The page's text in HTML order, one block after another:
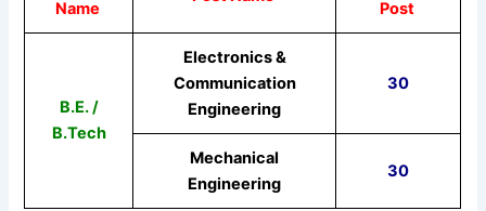
Name
Post
B.E. /
B.Tech
Electronics &
Communication
Engineering
30
Mechanical
Engineering
30